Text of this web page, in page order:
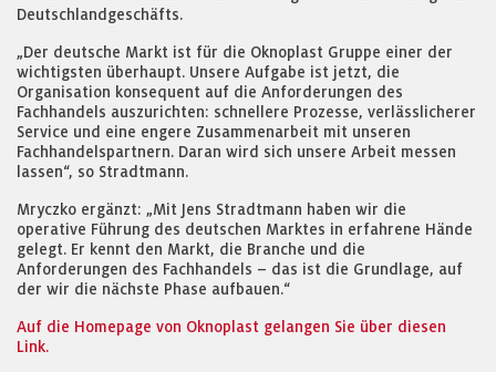
Deutschlandgeschäfts.
„Der deutsche Markt ist für die Oknoplast Gruppe einer der
wichtigsten überhaupt. Unsere Aufgabe ist jetzt, die
Organisation konsequent auf die Anforderungen des
Fachhandels auszurichten: schnellere Prozesse, verlässlicherer
Service und eine engere Zusammenarbeit mit unseren
Fachhandelspartnern. Daran wird sich unsere Arbeit messen
lassen“, so Stradtmann.
Mryczko ergänzt: „Mit Jens Stradtmann haben wir die
operative Führung des deutschen Marktes in erfahrene Hände
gelegt. Er kennt den Markt, die Branche und die
Anforderungen des Fachhandels – das ist die Grundlage, auf
der wir die nächste Phase aufbauen.“
Auf die Homepage von Oknoplast gelangen Sie über diesen
Link.